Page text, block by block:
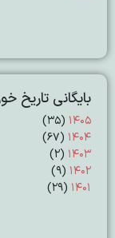
بایگانی تاریخ
۱۴۰۵ (۳۵)
۱۴۰۴ (۶۷)
۱۴۰۳ (۲)
۱۴۰۲ (۹)
۱۴۰۱ (۲۹)